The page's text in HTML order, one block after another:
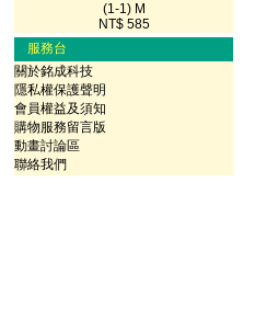
(1-1) M
NT$ 585
服務台
關於銘成科技
隱私權保護聲明
會員權益及須知
購物服務留言版
動畫討論區
聯絡我們